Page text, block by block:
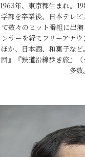
1963年、東京都生まれ。
学部を卒業後、日本テレ
て数々のヒット番組に出
ンサーを経てフリーアナ
ほか、日本酒、和菓子な
団』『鉄道沿線歩き旅』
多数。